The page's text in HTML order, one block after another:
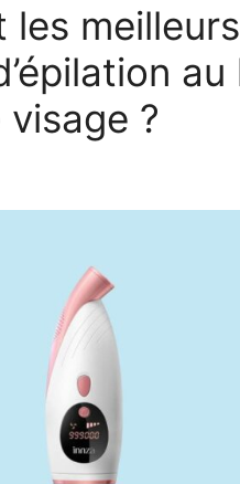
les meilleurs
au
?